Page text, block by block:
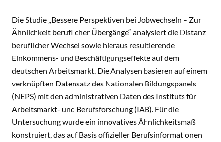
Die Studie „Bessere Perspektiven bei Jobwechseln – Zur
Ähnlichkeit beruflicher Übergänge“ analysiert die Distanz
beruflicher Wechsel sowie hieraus resultierende
Einkommens- und Beschäftigungseffekte auf dem
deutschen Arbeitsmarkt. Die Analysen basieren auf einem
verknüpften Datensatz des Nationalen Bildungspanels
(NEPS) mit den administrativen Daten des Instituts für
Arbeitsmarkt- und Berufsforschung (IAB). Für die
Untersuchung wurde ein innovatives Ähnlichkeitsmaß
konstruiert, das auf Basis offizieller Berufsinformationen